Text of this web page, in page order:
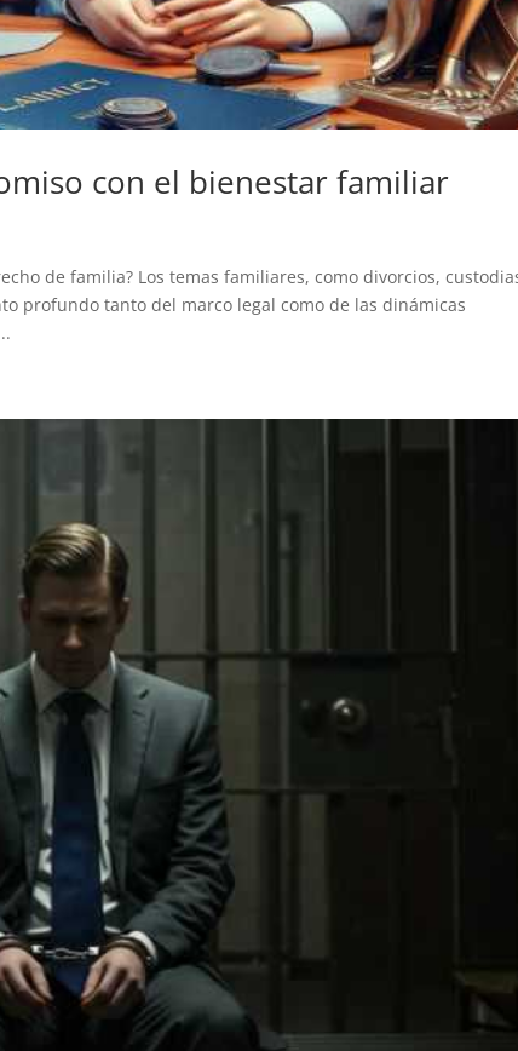
con el bienestar familiar
de familia? Los temas familiares, como divorcios,
profundo tanto del marco legal como de las dinámicas